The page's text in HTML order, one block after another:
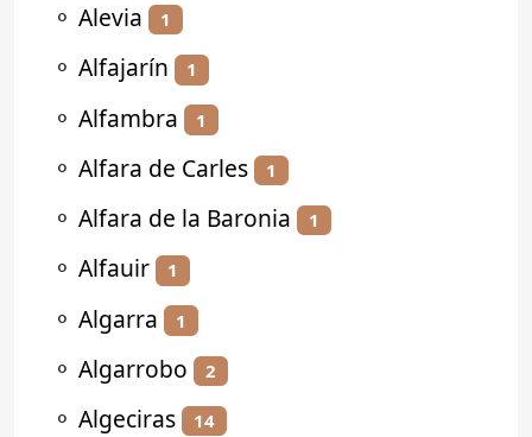
⚬ Alevia 1
⚬ Alfajarín 1
⚬ Alfambra 1
⚬ Alfara de Carles 1
⚬ Alfara de la Baronia 1
⚬ Alfauir 1
⚬ Algarra 1
⚬ Algarrobo 2
⚬ Algeciras 14